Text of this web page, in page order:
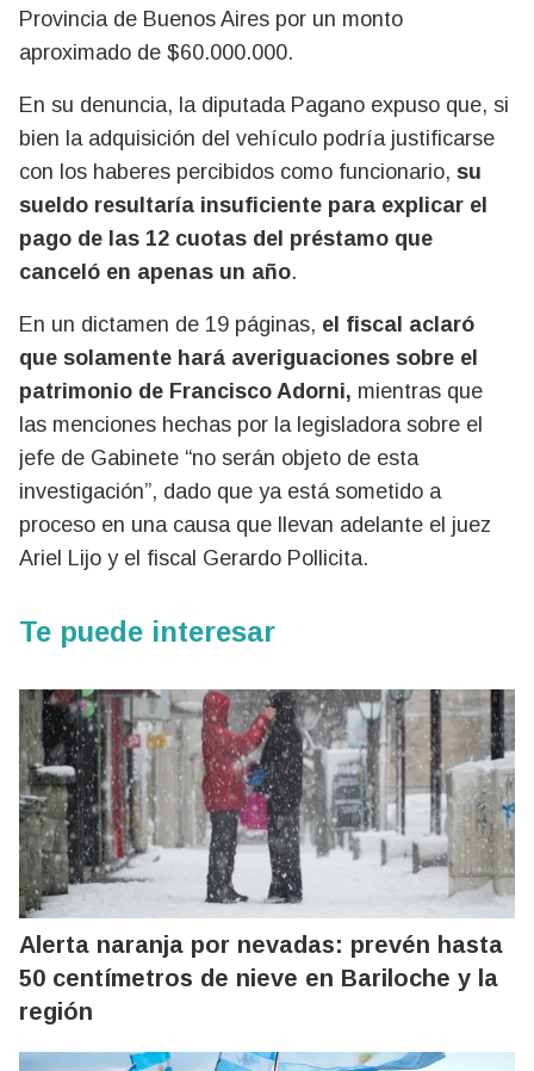
Provincia de Buenos Aires por un monto
aproximado de $60.000.000.
En su denuncia, la diputada Pagano expuso que, si
bien la adquisición del vehículo podría justificarse
con los haberes percibidos como funcionario, su
sueldo resultaría insuficiente para explicar el
pago de las 12 cuotas del préstamo que
canceló en apenas un año.
En un dictamen de 19 páginas, el fiscal aclaró
que solamente hará averiguaciones sobre el
patrimonio de Francisco Adorni, mientras que
las menciones hechas por la legisladora sobre el
jefe de Gabinete “no serán objeto de esta
investigación”, dado que ya está sometido a
proceso en una causa que llevan adelante el juez
Ariel Lijo y el fiscal Gerardo Pollicita.
Te puede interesar
Alerta naranja por nevadas: prevén hasta
50 centímetros de nieve en Bariloche y la
región